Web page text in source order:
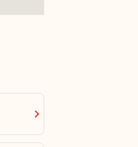
chevron_right